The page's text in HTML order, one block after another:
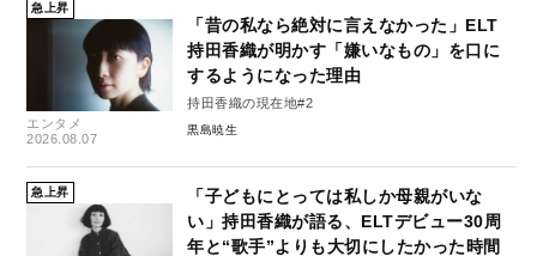
急上昇
エンタメ
2026.08.07
「昔の私なら絶対に言えなかった」ELT
持田香織が明かす「嫌いなもの」を口に
するようになった理由
持田香織の現在地#2
黒島暁生
急上昇
「子どもにとっては私しか母親がいな
い」持田香織が語る、ELTデビュー30周
年と“歌手”よりも大切にしたかった時間